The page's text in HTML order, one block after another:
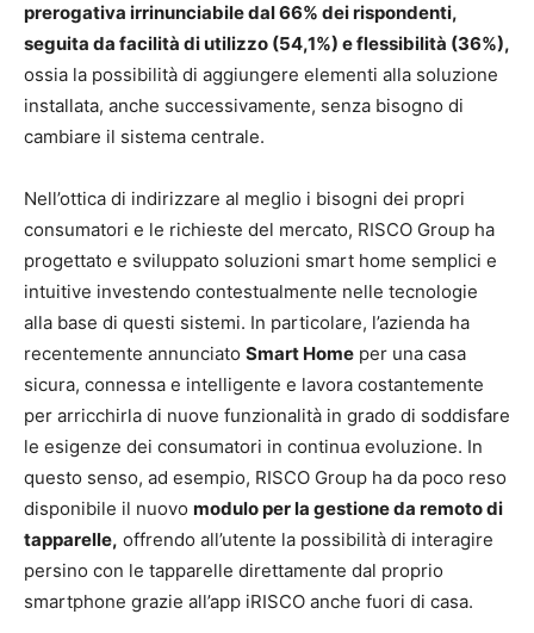
prerogativa irrinunciabile dal 66% dei rispondenti,
seguita da facilità di utilizzo (54,1%) e flessibilità (36%),
ossia la possibilità di aggiungere elementi alla soluzione
installata, anche successivamente, senza bisogno di
cambiare il sistema centrale.
Nell’ottica di indirizzare al meglio i bisogni dei propri
consumatori e le richieste del mercato, RISCO Group ha
progettato e sviluppato soluzioni smart home semplici e
intuitive investendo contestualmente nelle tecnologie
alla base di questi sistemi. In particolare, l’azienda ha
recentemente annunciato Smart Home per una casa
sicura, connessa e intelligente e lavora costantemente
per arricchirla di nuove funzionalità in grado di soddisfare
le esigenze dei consumatori in continua evoluzione. In
questo senso, ad esempio, RISCO Group ha da poco reso
disponibile il nuovo modulo per la gestione da remoto di
tapparelle, offrendo all’utente la possibilità di interagire
persino con le tapparelle direttamente dal proprio
smartphone grazie all’app iRISCO anche fuori di casa.